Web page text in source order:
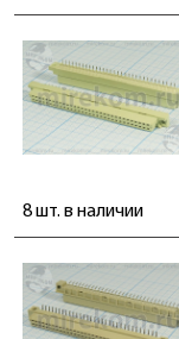
8 шт. в наличии